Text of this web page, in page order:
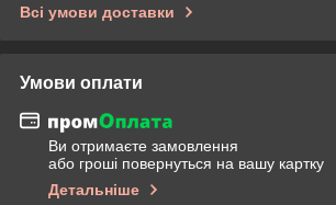
Всі умови доставки
Умови оплати
Ви отримаєте замовлення
або гроші повернуться на вашу картку
Детальніше